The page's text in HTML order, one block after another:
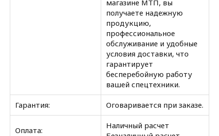
магазине МТП, вы
получаете надежную
продукцию,
профессиональное
обслуживание и удобные
условия доставки, что
гарантирует
бесперебойную работу
вашей спецтехники.
Гарантия: Оговаривается при заказе.
Оплата:
Наличный расчет